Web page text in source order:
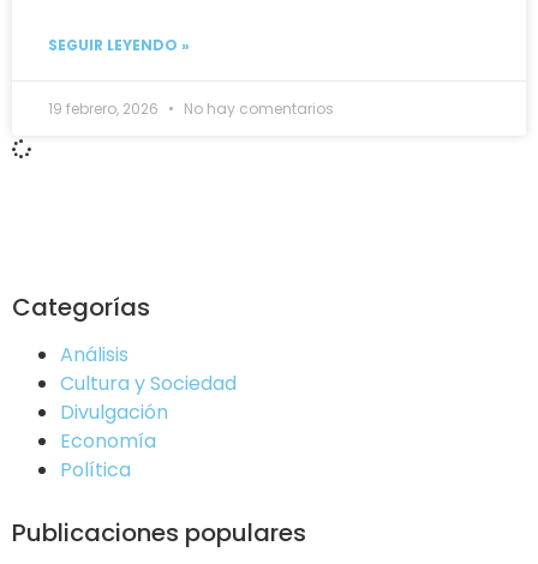
SEGUIR LEYENDO »
19 febrero, 2026 No hay comentarios
Categorías
Análisis
Cultura y Sociedad
Divulgación
Economía
Política
Publicaciones populares